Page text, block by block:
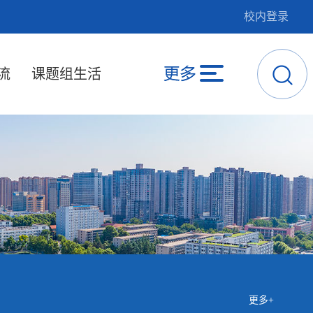
校内登录
课题组生活
更多+